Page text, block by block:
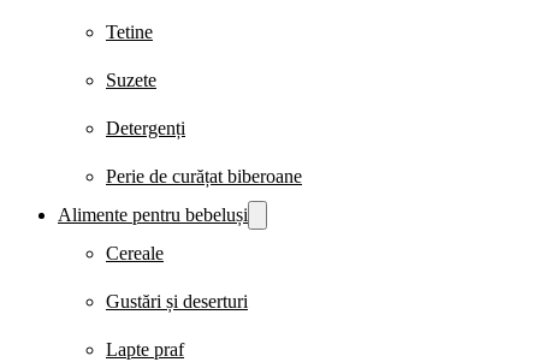
Tetine
Suzete
Detergenți
Perie de curățat biberoane
Alimente pentru bebeluși
Cereale
Gustări și deserturi
Lapte praf